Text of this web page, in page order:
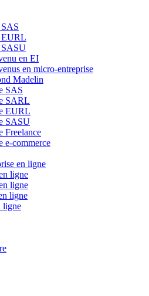
EURL
SASU
en EI
en micro-entreprise
Madelin
SAS
SARL
EURL
SASU
Freelance
e-commerce
en ligne
ligne
ligne
ligne
ligne